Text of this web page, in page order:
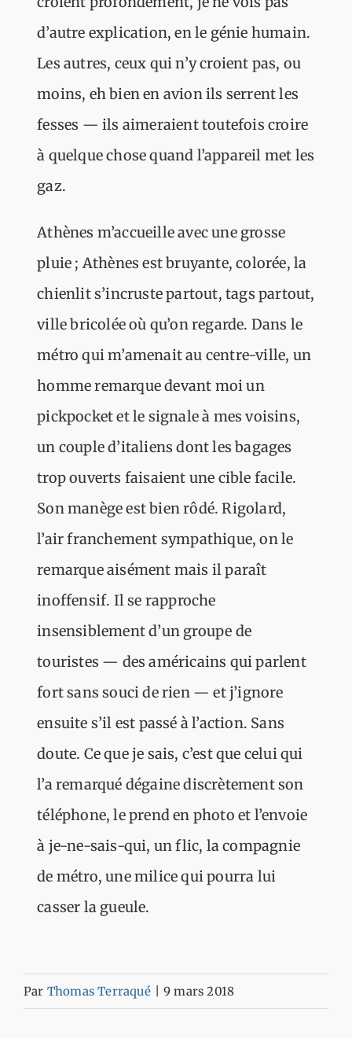
d’autre explication, en le génie humain.
Les autres, ceux qui n’y croient pas, ou
moins, eh bien en avion ils serrent les
fesses — ils aimeraient toutefois croire
à quelque chose quand l’appareil met les
gaz.
Athènes m’accueille avec une grosse
pluie ; Athènes est bruyante, colorée, la
chienlit s’incruste partout, tags partout,
ville bricolée où qu’on regarde. Dans le
métro qui m’amenait au centre-ville, un
homme remarque devant moi un
pickpocket et le signale à mes voisins,
un couple d’italiens dont les bagages
trop ouverts faisaient une cible facile.
Son manège est bien rôdé. Rigolard,
l’air franchement sympathique, on le
remarque aisément mais il paraît
inoffensif. Il se rapproche
insensiblement d’un groupe de
touristes — des américains qui parlent
fort sans souci de rien — et j’ignore
ensuite s’il est passé à l’action. Sans
doute. Ce que je sais, c’est que celui qui
l’a remarqué dégaine discrètement son
téléphone, le prend en photo et l’envoie
à je-ne-sais-qui, un flic, la compagnie
de métro, une milice qui pourra lui
casser la gueule.
Par Thomas Terraqué 9 mars 2018